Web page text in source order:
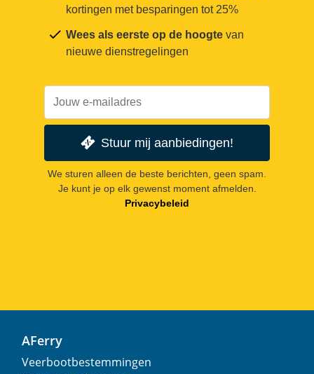
kortingen met besparingen tot 25%
Wees als eerste op de hoogte van
nieuwe dienstregelingen
Stuur mij aanbiedingen!
We sturen alleen de beste berichten, geen spam.
Je kunt je op elk gewenst moment afmelden.
Privacybeleid
AFerry
Veerbootbestemmingen